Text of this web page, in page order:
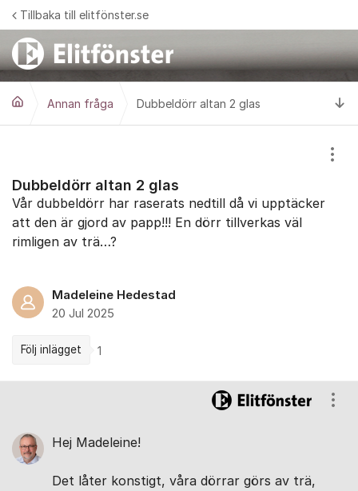
Hoppa till innehåll
Tillbaka till elitfönster.se
Annan fråga Dubbeldörr altan 2 glas
Dubbeldörr altan 2 glas
Vår dubbeldörr har raserats nedtill då vi upptäcker
att den är gjord av papp!!! En dörr tillverkas väl
rimligen av trä…?
Madeleine Hedestad
20 Jul 2025
Följ inlägget 1
Hej Madeleine!
Det låter konstigt, våra dörrar görs av trä,